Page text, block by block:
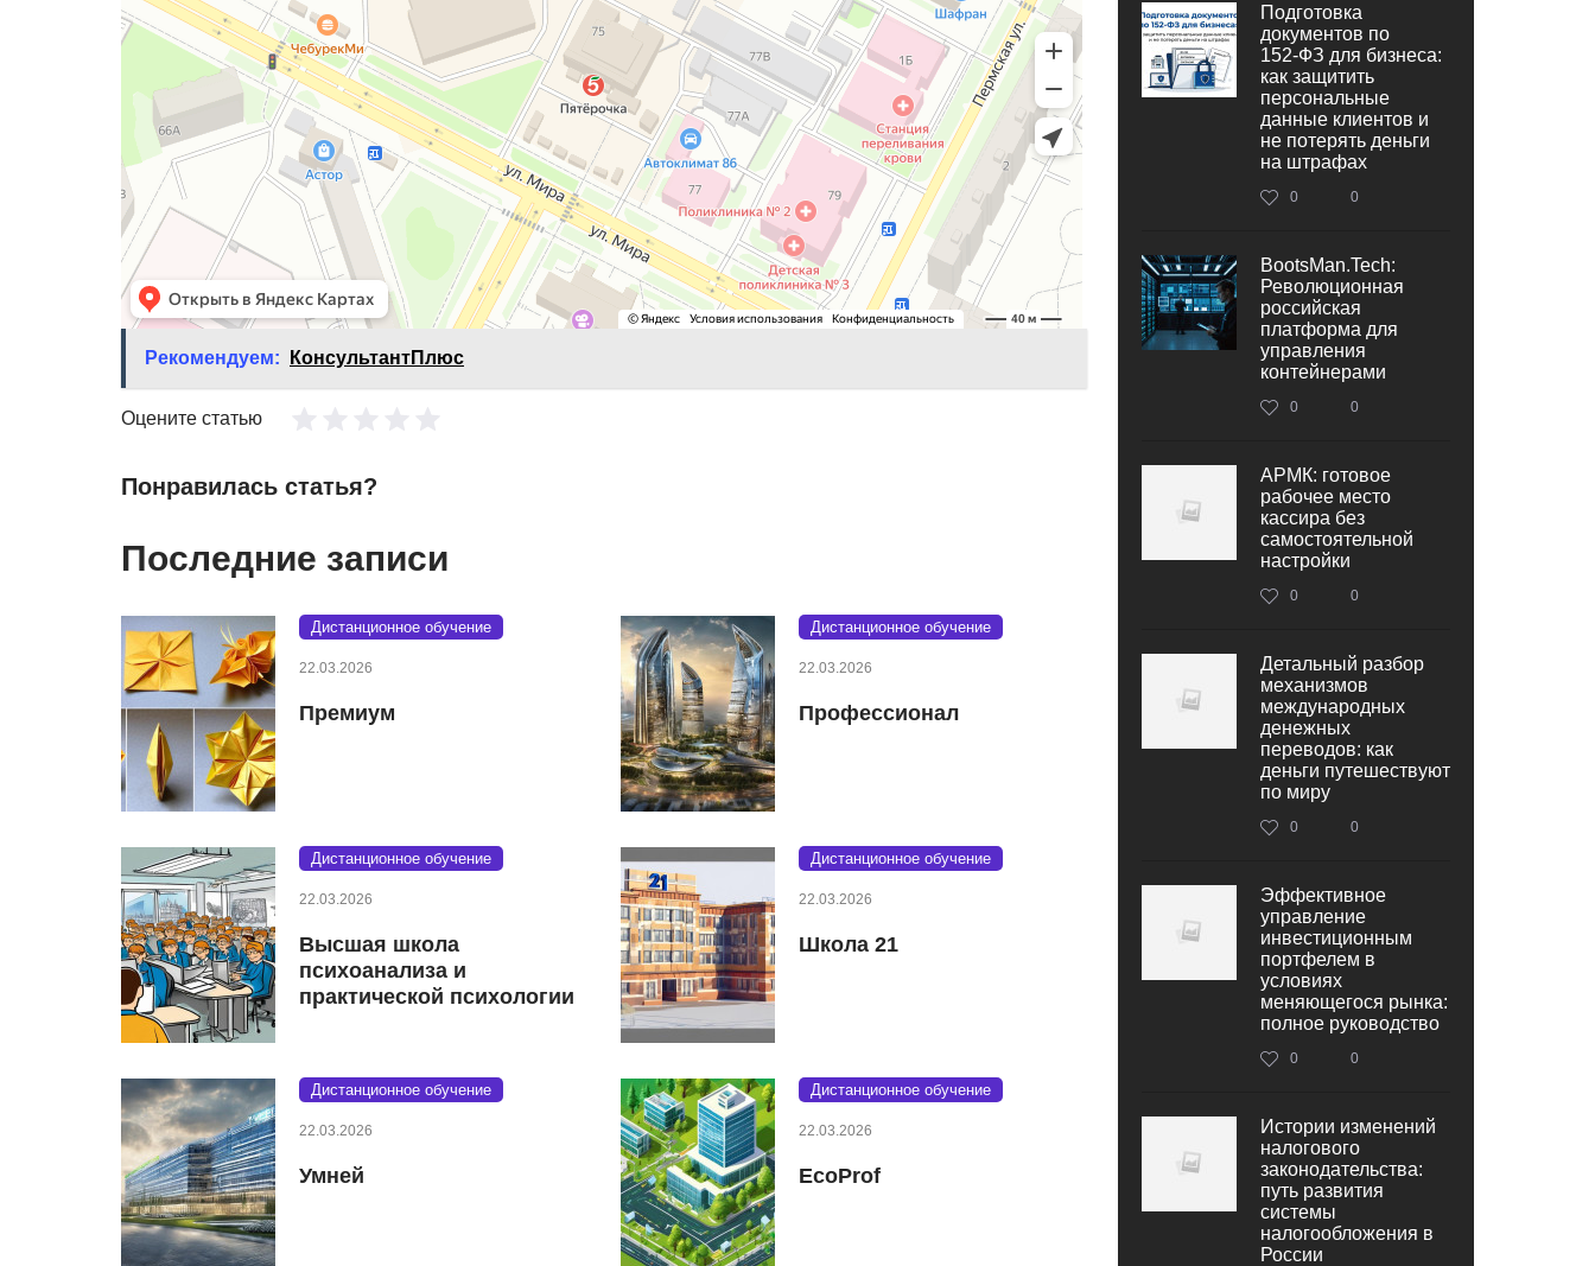
Рекомендуем: КонсультантПлюс
Оцените статью
Понравилась статья?
Последние записи
Дистанционное обучение
22.03.2026
Премиум
Дистанционное обучение
22.03.2026
Профессионал
Дистанционное обучение
22.03.2026
Высшая школа
психоанализа и
практической психологии
Дистанционное обучение
22.03.2026
Школа 21
Дистанционное обучение
22.03.2026
Умней
Дистанционное обучение
22.03.2026
EcoProf
Подготовка
документов по
152‑ФЗ для бизнеса:
как защитить
персональные
данные клиентов и
не потерять деньги
на штрафах
0 0
BootsMan.Tech:
Революционная
российская
платформа для
управления
контейнерами
0 0
АРМК: готовое
рабочее место
кассира без
самостоятельной
настройки
0 0
Детальный разбор
механизмов
международных
денежных
переводов: как
деньги путешествуют
по миру
0 0
Эффективное
управление
инвестиционным
портфелем в
условиях
меняющегося рынка:
полное руководство
0 0
Истории изменений
налогового
законодательства:
путь развития
системы
налогообложения в
России